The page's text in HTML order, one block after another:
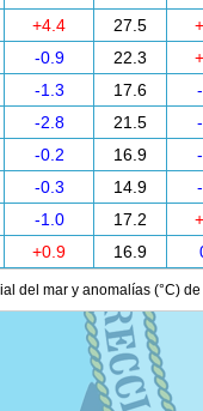
+4.4 27.5
-0.9 22.3
-1.3 17.6
-2.8 21.5
-0.2 16.9
-0.3 14.9
-1.0 17.2
+0.9 16.9
del mar y anomalías (°C)